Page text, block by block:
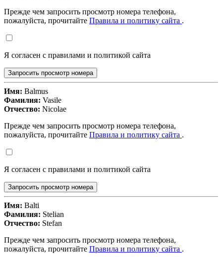
Прежде чем запросить просмотр номера телефона,
пожалуйста, прочитайте Правила и политику сайта .
Я согласен с правилами и политикой сайта
Запросить просмотр номера
Имя: Balmus
Фамилия: Vasile
Отчество: Nicolae
Прежде чем запросить просмотр номера телефона,
пожалуйста, прочитайте Правила и политику сайта .
Я согласен с правилами и политикой сайта
Запросить просмотр номера
Имя: Balti
Фамилия: Stelian
Отчество: Stefan
Прежде чем запросить просмотр номера телефона,
пожалуйста, прочитайте Правила и политику сайта .